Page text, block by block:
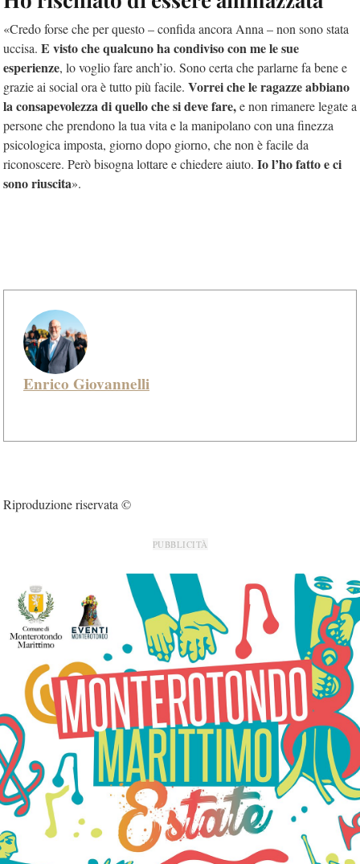
«Credo forse che per questo – confida ancora Anna – non sono stata
uccisa. E visto che qualcuno ha condiviso con me le sue
esperienze, lo voglio fare anch’io. Sono certa che parlarne fa bene e
grazie ai social ora è tutto più facile. Vorrei che le ragazze abbiano
la consapevolezza di quello che si deve fare,e non rimanere legate a
persone che prendono la tua vita e la manipolano con una finezza
psicologica imposta, giorno dopo giorno, che non è facile da
riconoscere. Però bisogna lottare e chiedere aiuto. Io l’ho fatto e ci
sono riuscita».
Enrico Giovannelli
Riproduzione riservata ©
PUBBLICITÀ